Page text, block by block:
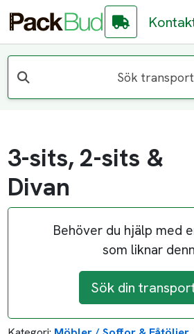
Sök transport
3-sits, 2-sits &
Divan
Behöver du hjälp med
som liknar
Sök din